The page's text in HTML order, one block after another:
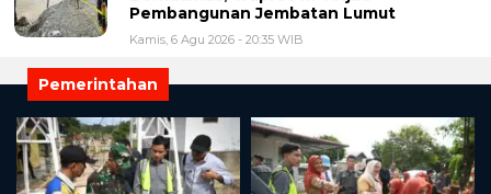
Pembangunan Jembatan Lumut
Kamis, 6 Agu 2026 - 20:35 WIB
Pemerintahan